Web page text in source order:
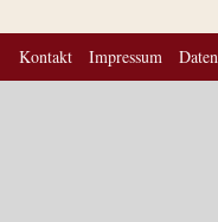
Kontakt Impressum